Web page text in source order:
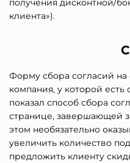
получения дисконтной/
клиента»).
Форму сбора согласий на
компания, у которой
показал способ сбора
странице, завершающей
этом необязательно
увеличить количество
предложить клиенту